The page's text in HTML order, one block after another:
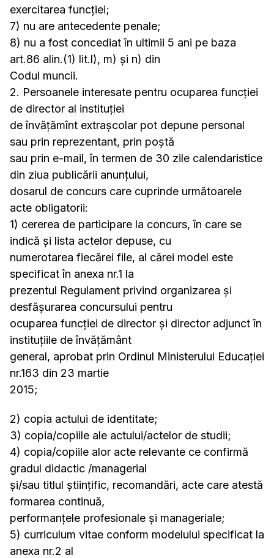
exercitarea funcției;
7) nu are antecedente penale;
8) nu a fost concediat în ultimii 5 ani pe baza
art.86 alin.(1) lit.l), m) și n) din
Codul muncii.
2. Persoanele interesate pentru ocuparea funcţiei
de director al instituţiei
de învăţămînt extrașcolar pot depune personal
sau prin reprezentant, prin poştă
sau prin e-mail, în termen de 30 zile calendaristice
din ziua publicării anunţului,
dosarul de concurs care cuprinde următoarele
acte obligatorii:
1) cererea de participare la concurs, în care se
indică şi lista actelor depuse, cu
numerotarea fiecărei file, al cărei model este
specificat în anexa nr.1 la
prezentul Regulament privind organizarea și
desfășurarea concursului pentru
ocuparea funcției de director și director adjunct în
instituțiile de învățământ
general, aprobat prin Ordinul Ministerului Educației
nr.163 din 23 martie
2015;
2) copia actului de identitate;
3) copia/copiile ale actului/actelor de studii;
4) copia/copiile alor acte relevante ce confirmă
gradul didactic /managerial
și/sau titlul științific, recomandări, acte care atestă
formarea continuă,
performanțele profesionale și manageriale;
5) curriculum vitae conform modelului specificat la
anexa nr.2 al